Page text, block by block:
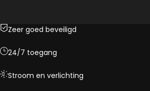
Zeer goed beveiligd
24/7 toegang
Stroom en verlichting